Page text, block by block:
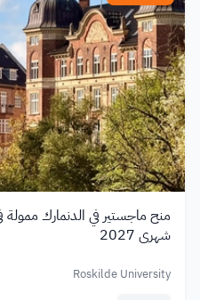
شهري 2027
Roskilde University